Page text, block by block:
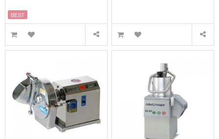
BEST